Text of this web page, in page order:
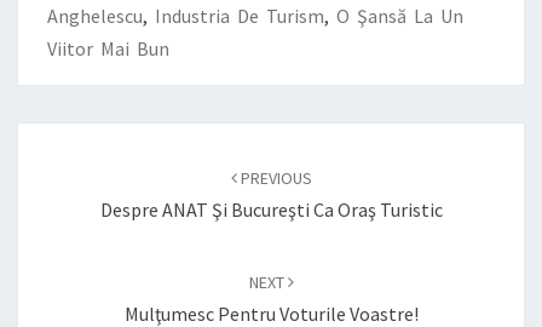
Anghelescu, Industria De Turism, O Şansă La Un
Viitor Mai Bun
PREVIOUS
Despre ANAT Şi Bucureşti Ca Oraş Turistic
NEXT
Mulţumesc Pentru Voturile Voastre!